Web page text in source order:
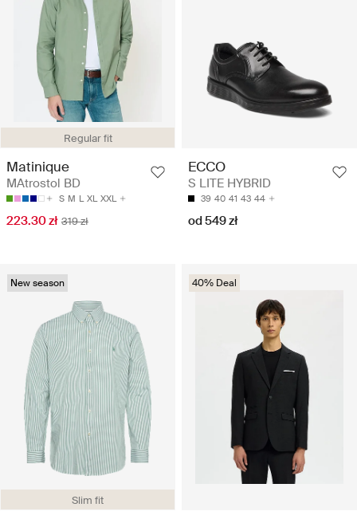
Regular fit
Matinique
MAtrostol BD
S M L XL XXL
223.30 zł 319 zł
ECCO
S LITE HYBRID
39 40 41 43 44
od 549 zł
Slim fit
New season 40% Deal